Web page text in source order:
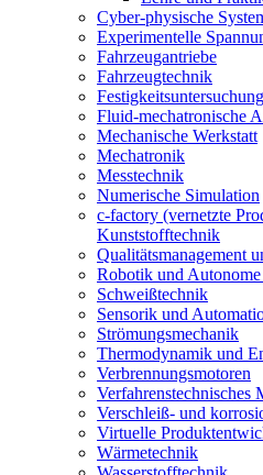
Cyber-physische
Experimentelle
Fahrzeugantriebe
Fahrzeugtechnik
Festigkeitsuntersuchung
Fluid-mechatronische
Mechanische Werkstatt
Mechatronik
Messtechnik
Numerische Simulation
c-factory (vernetzte
Kunststofftechnik
Qualitätsmanagement
Robotik und Autonome
Schweißtechnik
Sensorik und
Strömungsmechanik
Thermodynamik und
Verbrennungsmotoren
Verfahrenstechnisches
Verschleiß- und
Virtuelle
Wärmetechnik